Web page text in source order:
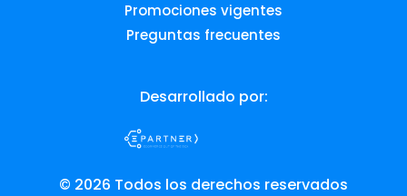
Promociones vigentes
Preguntas frecuentes
Desarrollado por:
© 2026 Todos los derechos reservados